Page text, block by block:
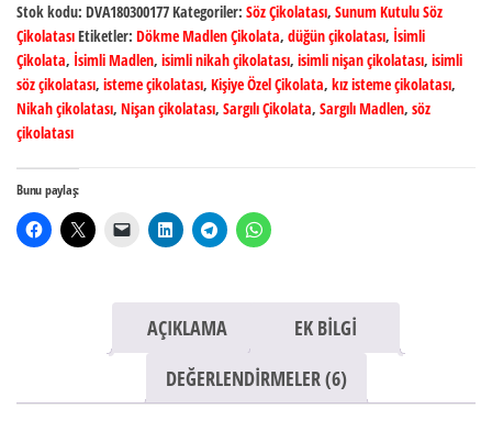
Stok kodu: DVA180300177Kategoriler: Söz Çikolatası, Sunum Kutulu Söz
ÇikolatasıEtiketler: Dökme Madlen Çikolata, düğün çikolatası, İsimli
Çikolata, İsimli Madlen, isimli nikah çikolatası, isimli nişan çikolatası, isimli
söz çikolatası, isteme çikolatası, Kişiye Özel Çikolata, kız isteme çikolatası,
Nikah çikolatası, Nişan çikolatası, Sargılı Çikolata, Sargılı Madlen, söz
çikolatası
Bunu paylaş:
AÇIKLAMA
EK BILGI
DEĞERLENDIRMELER (6)